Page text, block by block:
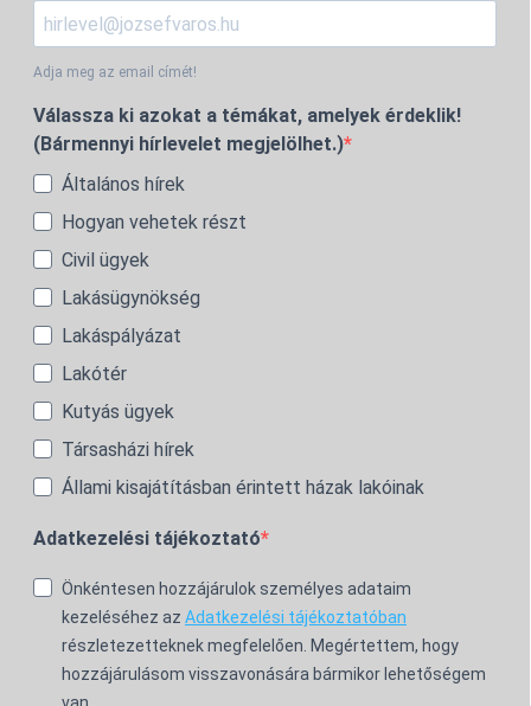
Adja meg az email címét!
Válassza ki azokat a témákat, amelyek érdeklik!
(Bármennyi hírlevelet megjelölhet.)
Általános hírek
Hogyan vehetek részt
Civil ügyek
Lakásügynökség
Lakáspályázat
Lakótér
Kutyás ügyek
Társasházi hírek
Állami kisajátításban érintett házak lakóinak
Adatkezelési tájékoztató
Önkéntesen hozzájárulok személyes adataim
kezeléséhez az Adatkezelési tájékoztatóban
részletezetteknek megfelelően. Megértettem, hogy
hozzájárulásom visszavonására bármikor lehetőségem